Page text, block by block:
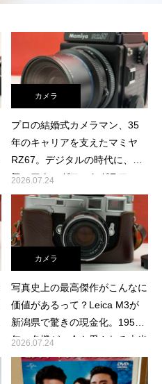
カメラ
プロの結婚式カメラマン、35
年のキャリアを支えたマミヤ
RZ67。デジタルの時代に、本
気のアナログフォトグラファー
へ託す決断
2026.07.24
カメラ
写真史上の最高傑作がこんなに
価値があるって？Leica M3が
新潟県で驚きの現金化。1954
年の名機が、今も愛される本当
の理由
2026.07.24